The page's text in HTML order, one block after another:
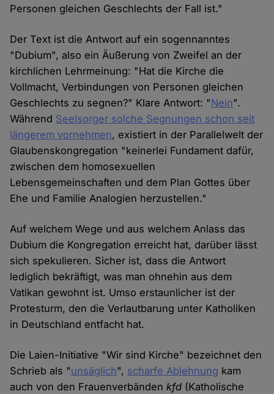
Personen gleichen Geschlechts der Fall ist."
Der Text ist die Antwort auf ein sogennanntes
"Dubium", also ein Äußerung von Zweifel an der
kirchlichen Lehrmeinung: "Hat die Kirche die
Vollmacht, Verbindungen von Personen gleichen
Geschlechts zu segnen?" Klare Antwort: "Nein".
Während Seelsorger solche Segnungen schon seit
längerem vornehmen, existiert in der Parallelwelt der
Glaubenskongregation "keinerlei Fundament dafür,
zwischen dem homosexuellen
Lebensgemeinschaften und dem Plan Gottes über
Ehe und Familie Analogien herzustellen."
Auf welchem Wege und aus welchem Anlass das
Dubium die Kongregation erreicht hat, darüber lässt
sich spekulieren. Sicher ist, dass die Antwort
lediglich bekräftigt, was man ohnehin aus dem
Vatikan gewohnt ist. Umso erstaunlicher ist der
Protesturm, den die Verlautbarung unter Katholiken
in Deutschland entfacht hat.
Die Laien-Initiative "Wir sind Kirche" bezeichnet den
Schrieb als "unsäglich", scharfe Ablehnung kam
auch von den Frauenverbändenkfd (Katholische